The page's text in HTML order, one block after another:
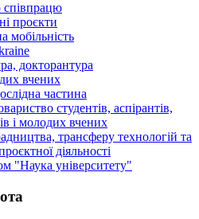
проєкти
мобільність
докторантура
вчених
частина
студентів, аспірантів,
і молодих вчених
трансферу технологій та
діяльності
"Наука університету"